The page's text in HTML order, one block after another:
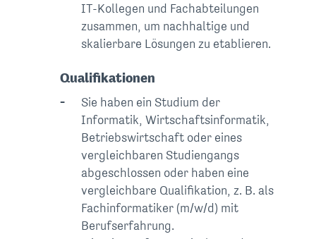
IT-Kollegen und Fachabteilungen
zusammen, um nachhaltige und
skalierbare Lösungen zu etablieren.
Qualifikationen
Sie haben ein Studium der
Informatik, Wirtschaftsinformatik,
Betriebswirtschaft oder eines
vergleichbaren Studiengangs
abgeschlossen oder haben eine
vergleichbare Qualifikation, z. B. als
Fachinformatiker (m/w/d) mit
Berufserfahrung.